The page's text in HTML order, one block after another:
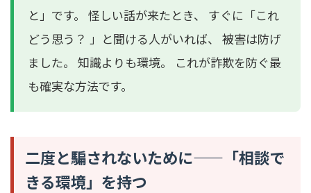
と」です。 怪しい話が来たとき、 すぐに「これ
どう思う？ 」と聞ける人がいれば、 被害は防げ
ました。 知識よりも環境。 これが詐欺を防ぐ最
も確実な方法です。
二度と騙されないために——「相談で
きる環境」を持つ